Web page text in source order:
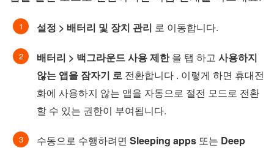
설정 > 배터리 및 장치 관리 로 이동합니다.
배터리 > 백그라운드 사용 제한을 탭 하고 사용하지
않는 앱을 잠자기 로 전환합니다 . 이렇게 하면 휴대전
화에 사용하지 않는 앱을 자동으로 절전 모드로 전환
할 수 있는 권한이 부여됩니다.
수동으로 수행하려면 Sleeping apps 또는 Deep